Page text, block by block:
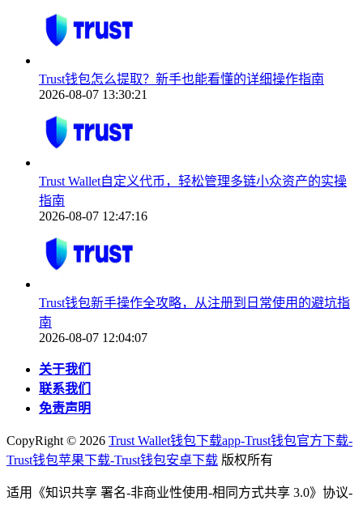
Trust钱包怎么提取？新手也能看懂的详细操作指南
2026-08-07 13:30:21
Trust Wallet自定义代币，轻松管理多链小众资产的实操
指南
2026-08-07 12:47:16
Trust钱包新手操作全攻略，从注册到日常使用的避坑指
南
2026-08-07 12:04:07
关于我们
联系我们
免责声明
CopyRight © 2026 Trust Wallet钱包下载app-Trust钱包官方下载-
Trust钱包苹果下载-Trust钱包安卓下载 版权所有
适用《知识共享 署名-非商业性使用-相同方式共享 3.0》协议-